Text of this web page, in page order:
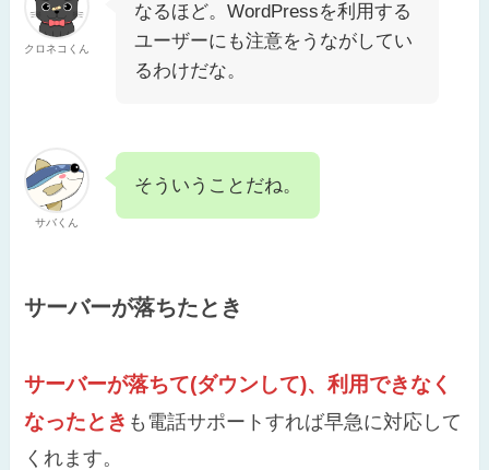
クロネコくん
なるほど。WordPressを利用する
ユーザーにも注意をうながしてい
るわけだな。
サバくん
そういうことだね。
サーバーが落ちたとき
サーバーが落ちて(ダウンして)、利用できなく
なったとき も電話サポートすれば早急に対応して
くれます。